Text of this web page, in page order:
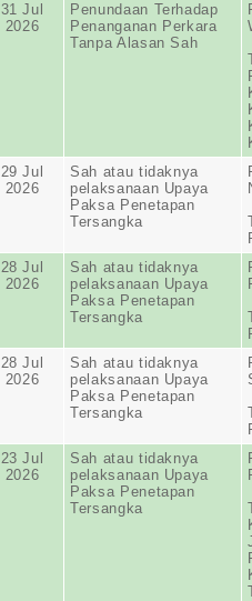
31 Jul
2026
Penundaan Terhadap
Penanganan Perkara
Tanpa Alasan Sah
29 Jul
2026
Sah atau tidaknya
pelaksanaan Upaya
Paksa Penetapan
Tersangka
28 Jul
2026
Sah atau tidaknya
pelaksanaan Upaya
Paksa Penetapan
Tersangka
28 Jul
2026
Sah atau tidaknya
pelaksanaan Upaya
Paksa Penetapan
Tersangka
23 Jul
2026
Sah atau tidaknya
pelaksanaan Upaya
Paksa Penetapan
Tersangka